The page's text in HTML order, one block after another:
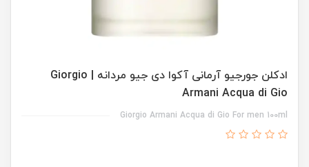
ادکلن جورجیو آرمانی آکوا دی جیو مردانه | Giorgio
Armani Acqua di Gio
Giorgio Armani Acqua di Gio For men 100ml